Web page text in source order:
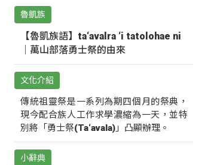
魯凱族
【魯凱族語】ta‘avalra ‘i tatolohae ni
｜萬山部落勇士祭的由來
文化介紹
傳統祖靈祭是一系列為期四個月的祭典，
現今配合族人工作求學濃縮為一天，並特
別將「勇士祭(Ta‘avala)」凸顯辦理。
小辭典